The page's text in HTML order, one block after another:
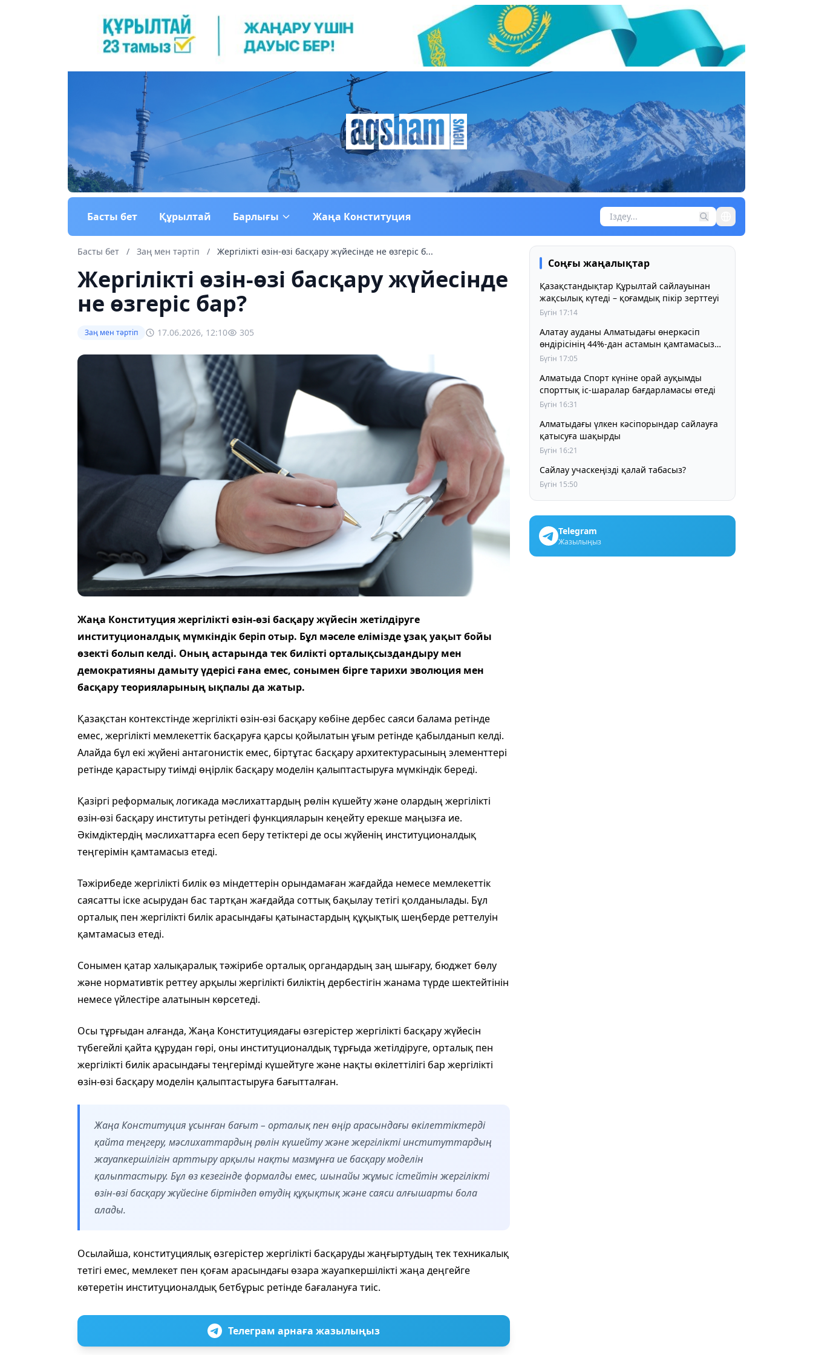
Басты бет Құрылтай Барлығы Жаңа Конституция
Басты бет / Заң мен тəртіп / Жергілікті өзін-өзі басқару жүйесінде не өзгеріс б...
Жергілікті өзін-өзі басқару жүйесінде
не өзгеріс бар?
Заң мен тəртіп 17.06.2026, 12:10 305
Жаңа Конституция жергілікті өзін-өзі басқару жүйесін жетілдіруге
институционалдық мүмкіндік беріп отыр. Бұл мәселе елімізде ұзақ уақыт бойы
өзекті болып келді. Оның астарында тек билікті орталықсыздандыру мен
демократияны дамыту үдерісі ғана емес, сонымен бірге тарихи эволюция мен
басқару теорияларының ықпалы да жатыр.
Қазақстан контекстінде жергілікті өзін-өзі басқару көбіне дербес саяси балама ретінде
емес, жергілікті мемлекеттік басқаруға қарсы қойылатын ұғым ретінде қабылданып келді.
Алайда бұл екі жүйені антагонистік емес, біртұтас басқару архитектурасының элементтері
ретінде қарастыру тиімді өңірлік басқару моделін қалыптастыруға мүмкіндік береді.
Қазіргі реформалық логикада мәслихаттардың рөлін күшейту және олардың жергілікті
өзін-өзі басқару институты ретіндегі функцияларын кеңейту ерекше маңызға ие.
Әкімдіктердің мәслихаттарға есеп беру тетіктері де осы жүйенің институционалдық
теңгерімін қамтамасыз етеді.
Тәжірибеде жергілікті билік өз міндеттерін орындамаған жағдайда немесе мемлекеттік
саясатты іске асырудан бас тартқан жағдайда соттық бақылау тетігі қолданылады. Бұл
орталық пен жергілікті билік арасындағы қатынастардың құқықтық шеңберде реттелуін
қамтамасыз етеді.
Сонымен қатар халықаралық тәжірибе орталық органдардың заң шығару, бюджет бөлу
және нормативтік реттеу арқылы жергілікті биліктің дербестігін жанама түрде шектейтінін
немесе үйлестіре алатынын көрсетеді.
Осы тұрғыдан алғанда, Жаңа Конституциядағы өзгерістер жергілікті басқару жүйесін
түбегейлі қайта құрудан гөрі, оны институционалдық тұрғыда жетілдіруге, орталық пен
жергілікті билік арасындағы теңгерімді күшейтуге және нақты өкілеттілігі бар жергілікті
өзін-өзі басқару моделін қалыптастыруға бағытталған.
Жаңа Конституция ұсынған бағыт – орталық пен өңір арасындағы өкілеттіктерді
қайта теңгеру, мәслихаттардың рөлін күшейту және жергілікті институттардың
жауапкершілігін арттыру арқылы нақты мазмұнға ие басқару моделін
қалыптастыру. Бұл өз кезегінде формалды емес, шынайы жұмыс істейтін жергілікті
өзін-өзі басқару жүйесіне біртіндеп өтудің құқықтық және саяси алғышарты бола
алады.
Осылайша, конституциялық өзгерістер жергілікті басқаруды жаңғыртудың тек техникалық
тетігі емес, мемлекет пен қоғам арасындағы өзара жауапкершілікті жаңа деңгейге
көтеретін институционалдық бетбұрыс ретінде бағалануға тиіс.
Телеграм арнаға жазылыңыз
Соңғы жаңалықтар
Қазақстандықтар Құрылтай сайлауынан
жақсылық күтеді – қоғамдық пікір зерттеуі
Бүгін 17:14
Алатау ауданы Алматыдағы өнеркәсіп
өндірісінің 44%-дан астамын қамтамасыз
етіп отыр
Бүгін 17:05
Алматыда Спорт күніне орай ауқымды
спорттық іс-шаралар бағдарламасы өтеді
Бүгін 16:31
Алматыдағы үлкен кәсіпорындар сайлауға
қатысуға шақырды
Бүгін 16:21
Сайлау учаскеңізді қалай табасыз?
Бүгін 15:50
Telegram
Жазылыңыз